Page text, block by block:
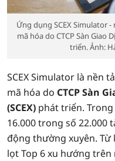
Ứng dụng SCEX Simulator
mã hóa do CTCP Sàn Giao
triển. Ảnh:
SCEX Simulator là nền
mã hóa do CTCP Sàn
(SCEX) phát triển.
16.000 trong số 22.000
động thường xuyên.
lọt Top 6 xu hướng trên